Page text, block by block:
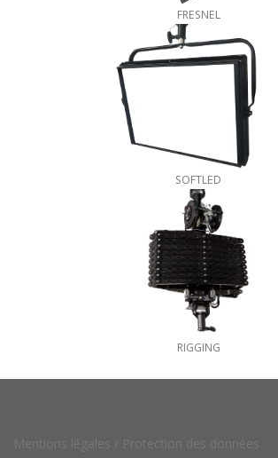
FRESNEL
SOFTLED
RIGGING
Mentions légales / Protection des données